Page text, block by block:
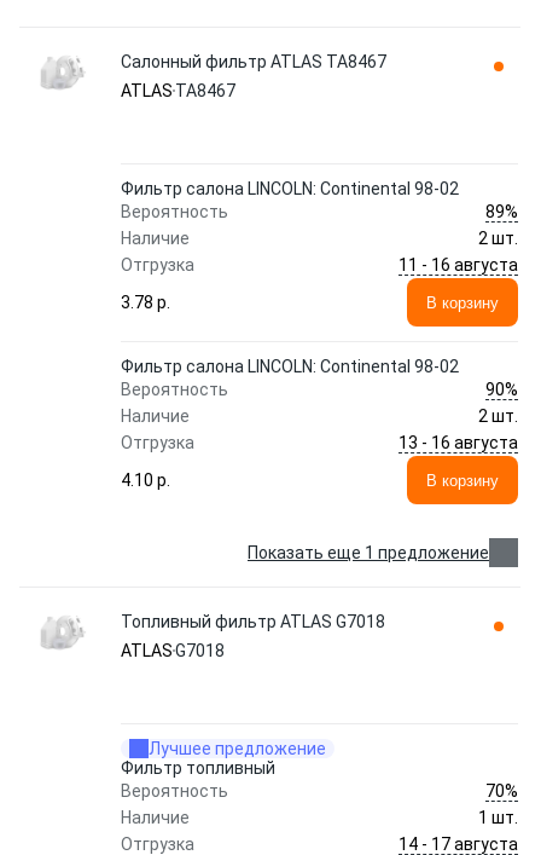
Салонный фильтр ATLAS TA8467
ATLAS TA8467
Фильтр салона LINCOLN: Continental 98-02
Вероятность
89%
Наличие
2 шт.
Отгрузка
11 - 16 августа
3.78 p.
В корзину
Фильтр салона LINCOLN: Continental 98-02
Вероятность
90%
Наличие
2 шт.
Отгрузка
13 - 16 августа
4.10 p.
В корзину
Показать еще 1 предложение
Топливный фильтр ATLAS G7018
ATLASG7018
Лучшее предложение
Фильтр топливный
Вероятность
70%
Наличие
1 шт.
Отгрузка
14 - 17 августа